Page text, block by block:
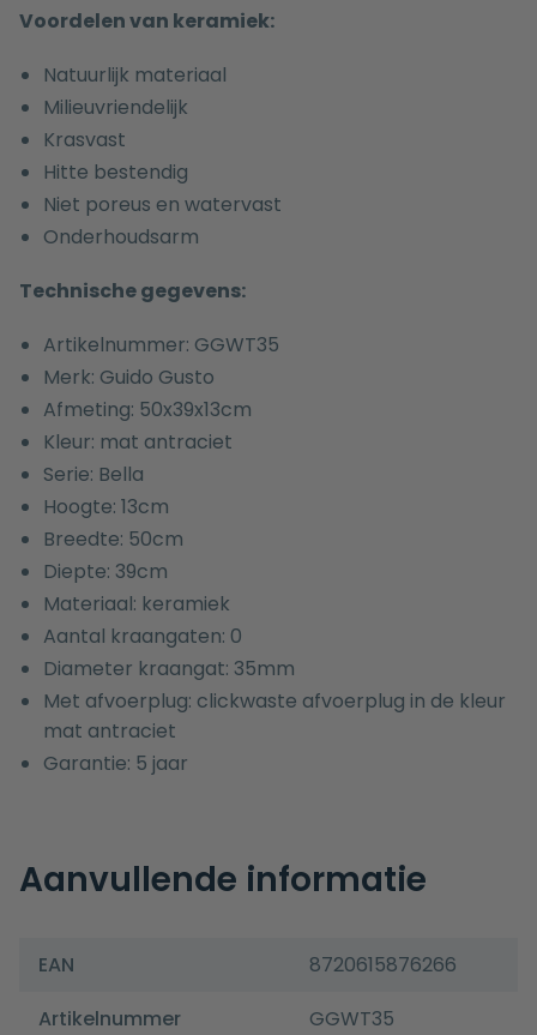
Voordelen van keramiek:
Natuurlijk materiaal
Milieuvriendelijk
Krasvast
Hitte bestendig
Niet poreus en watervast
Onderhoudsarm
Technische gegevens:
Artikelnummer: GGWT35
Merk: Guido Gusto
Afmeting: 50x39x13cm
Kleur: mat antraciet
Serie: Bella
Hoogte: 13cm
Breedte: 50cm
Diepte: 39cm
Materiaal: keramiek
Aantal kraangaten: 0
Diameter kraangat: 35mm
Met afvoerplug: clickwaste afvoerplug in de kleur
mat antraciet
Garantie: 5 jaar
Aanvullende informatie
EAN
8720615876266
Artikelnummer
GGWT35